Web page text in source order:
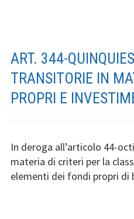
ART. 344-
TRANSITORIE IN
PROPRI E
In deroga all’articolo 44-
materia di criteri per la
elementi dei fondi propri di